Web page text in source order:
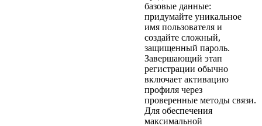
базовые данные:
придумайте уникальное
имя пользователя и
создайте сложный,
защищенный пароль.
Завершающий этап
регистрации обычно
включает активацию
профиля через
проверенные методы связи.
Для обеспечения
максимальной